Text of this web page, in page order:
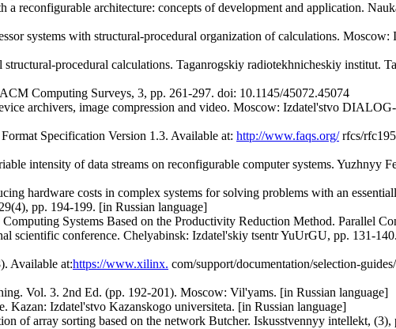
reconfigurable architecture: concepts of development and application.
systems with structural-procedural organization of calculations. Moscow:
procedural calculations. Taganrogskiy radiotekhnicheskiy institut.
Computing Surveys, 3, pp. 261-297. doi: 10.1145/45072.45074
archivers, image compression and video. Moscow: Izdatel'stvo
Specification Version 1.3. Available at: http://www.faqs.org/rfcs/
intensity of data streams on reconfigurable computer systems. Yuzhnyy
hardware costs in complex systems for solving problems with an
pp. 194-199. [in Russian language]
Systems Based on the Productivity Reduction Method. Parallel
scientific conference. Chelyabinsk: Izdatel'skiy tsentr YuUrGU, pp. 131-
Available at:https://www.xilinx. com/support/documentation/selection-
Vol. 3. 2nd Ed. (pp. 192-201). Moscow: Vil'yams. [in Russian language]
Izdatel'stvo Kazanskogo universiteta. [in Russian language]
of array sorting based on the network Butcher. Iskusstvennyy intellekt, (3),